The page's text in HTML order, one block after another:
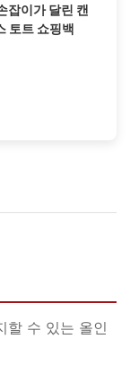
잡이가 달린 캔
토트 쇼핑백
할 수 있는 올인